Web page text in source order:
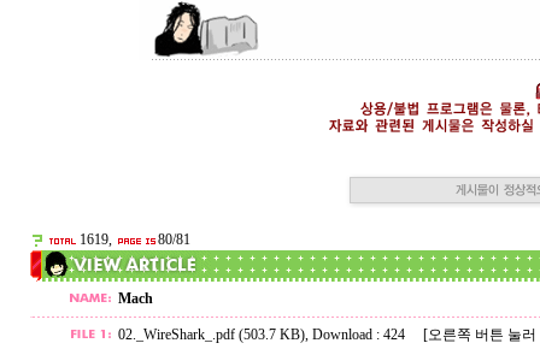
1619, 80/81
Mach
02._WireShark_.pdf (503.7 KB), Download : 424 [오른쪽 버튼 눌